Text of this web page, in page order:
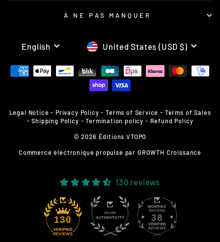
À NE PAS MANQUER
LANGUAGE
English CURRENCY
United States (USD $)
Legal Notice - Privacy Policy -Terms of Service - Terms of Sales
-Shipping Policy -Termination policy - Refund Policy
© 2026 Éditions VTOPO
Commerce électronique propulsé par GROWTH Croissance
130 reviews
130 38